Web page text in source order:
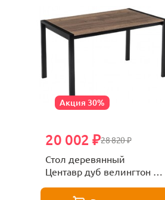
Акция 30%
28 820 ₽
20 002 ₽
Стол деревянный
Центавр дуб велингтон /